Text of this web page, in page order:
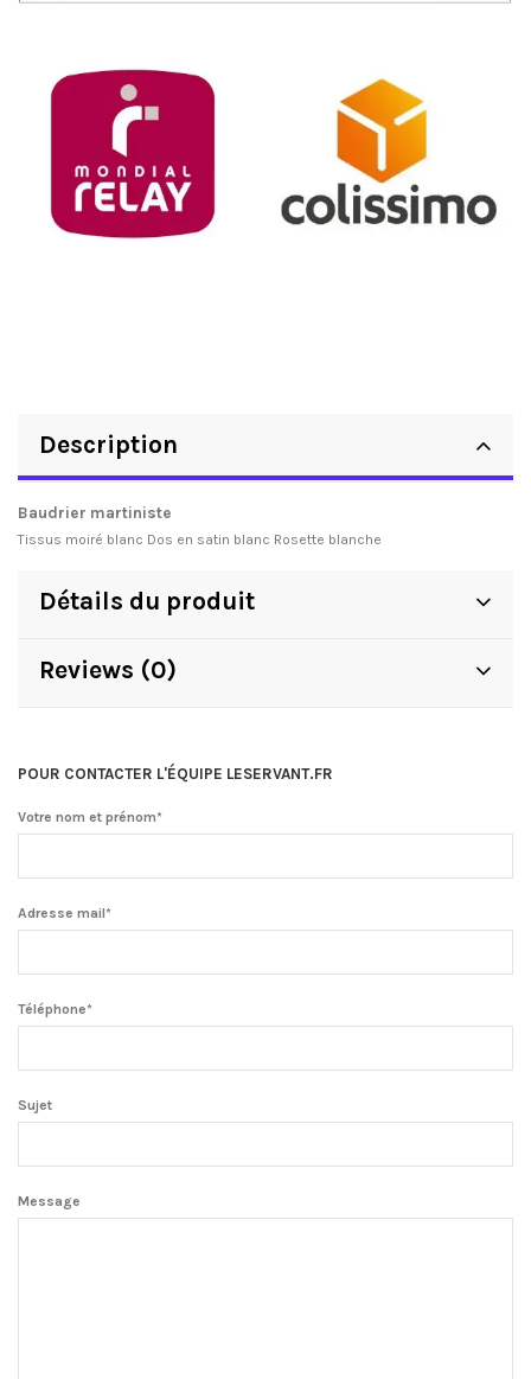
Description
Baudrier martiniste
Tissus moiré blanc Dos en satin blanc Rosette blanche
Détails du produit
Reviews (0)
POUR CONTACTER L'ÉQUIPE LESERVANT.FR
Votre nom et prénom*
Adresse mail*
Téléphone*
Sujet
Message